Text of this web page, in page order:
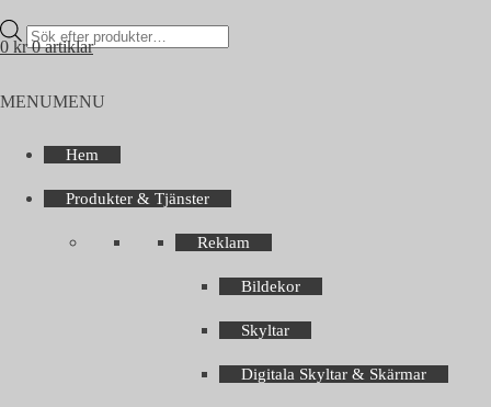
Products
search
0 kr 0 artiklar
MENUMENU
Hem
Produkter & Tjänster
Reklam
Bildekor
Skyltar
Digitala Skyltar & Skärmar